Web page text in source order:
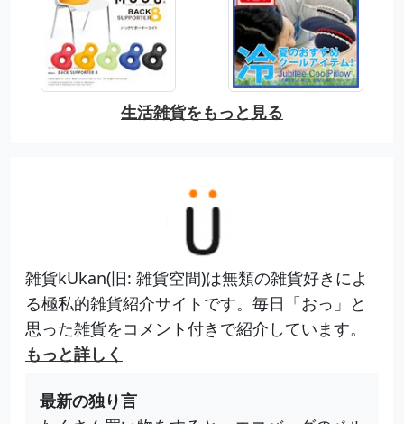
生活雑貨をもっと見る
雑貨kUkan(旧: 雑貨空間)は無類の雑貨好きによ
る極私的雑貨紹介サイトです。毎日「おっ」と
思った雑貨をコメント付きで紹介しています。
もっと詳しく
最新の独り言